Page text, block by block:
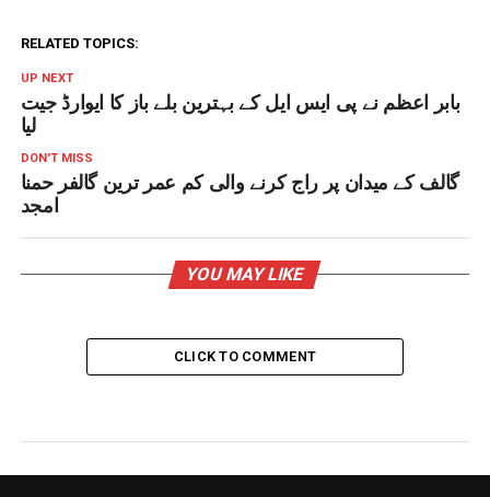
RELATED TOPICS:
UP NEXT
بابر اعظم نے پی ایس ایل کے بہترین بلے باز کا ایوارڈ جیت
لیا
DON'T MISS
گالف کے میدان پر راج کرنے والی کم عمر ترین گالفر حمنا
امجد
YOU MAY LIKE
CLICK TO COMMENT